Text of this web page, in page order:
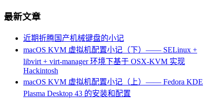
最新文章
近期折腾国产机械键盘的小记
macOS KVM 虚拟机配置小记（下）—— SELinux +
libvirt + virt-manager 环境下基于 OSX-KVM 实现
Hackintosh
macOS KVM 虚拟机配置小记（上）—— Fedora KDE
Plasma Desktop 43 的安装和配置